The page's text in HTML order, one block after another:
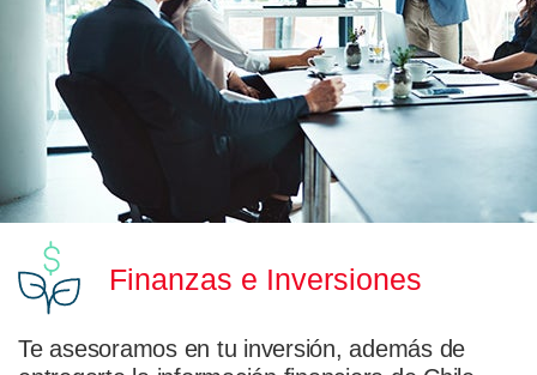
Finanzas e Inversiones
Te asesoramos en tu inversión, además de